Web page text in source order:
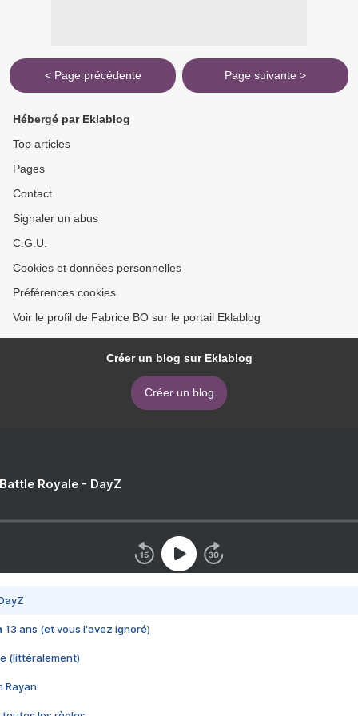
< Page précédente Page suivante >
Hébergé par Eklablog
Top articles
Pages
Contact
Signaler un abus
C.G.U.
Cookies et données personnelles
Préférences cookies
Voir le profil de Fabrice BO sur le portail Eklablog
Créer un blog sur Eklablog
Créer un blog
Royale - DayZ
13 ans (et vous l'avez ignoré)
(littéralement)
Rayan